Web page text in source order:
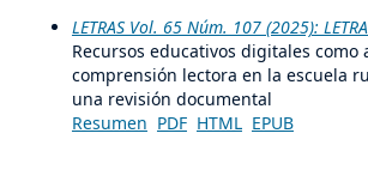
LETRAS Vol. 65 Núm. 107 (2025):
Recursos educativos digitales como
comprensión lectora en la escuela
una revisión documental
Resumen PDF HTML EPUB